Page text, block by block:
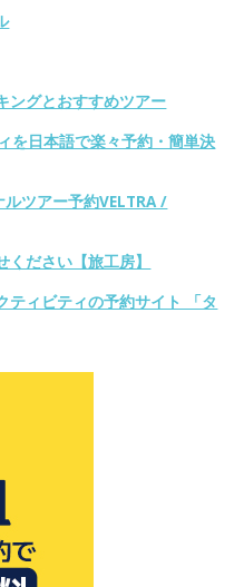
ングとおすすめツアー
を日本語で楽々予約・簡単決
ツアー予約VELTRA /
ださい【旅工房】
ティビティの予約サイト 「タ